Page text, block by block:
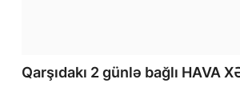
Qarşıdakı 2 günlə bağlı HAVA